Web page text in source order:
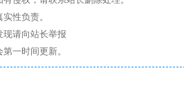
性负责。
请向站长举报
一时间更新。